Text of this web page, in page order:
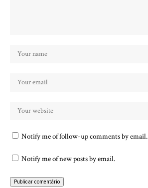
Notify me of follow-up comments by email.
Notify me of new posts by email.